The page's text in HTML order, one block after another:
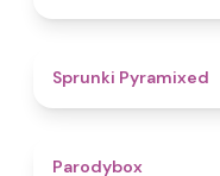
Sprunki Pyramixed
Parodybox